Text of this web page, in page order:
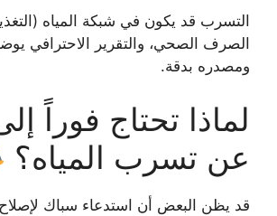
التسرب قد يكون في شبكة المياه
الصرف الصحي، والتقرير الاحترافي
ومصدره بدقة.
لماذا تحتاج فوراً
عن تسرب المياه؟
قد يظن البعض أن استدعاء سباك